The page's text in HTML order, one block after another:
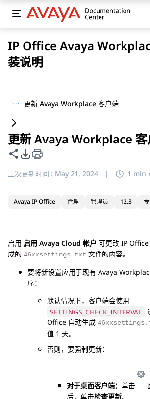
IP Office Avaya
装说明
··· 更新 Avaya Workplace 客户端
更新 Avaya Workplace 客
共享此页面
PDF 导出选项
上次更新时间 : May 21, 2024 | 1 min
Avaya IP Office 管理 管理员 12.3
启用 启用 Avaya Cloud 帐户 可更改 IP Office
成的 46xxsettings.txt 文件的内容。
要将新设置应用于现有 Avaya
序：
默认情况下，客户端会使用
SETTINGS_CHECK_INTERVAL
Office 自动生成
值 1 天。
否则，要强制更新：
对于桌面客户端： 单击
后，单击检查更新。